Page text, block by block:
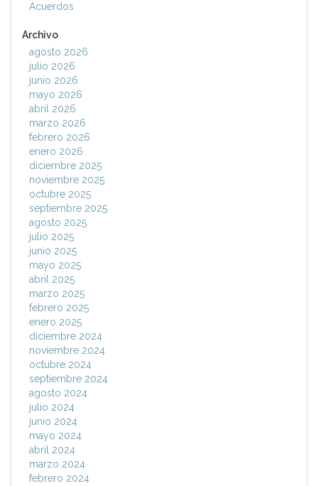
Acuerdos
Archivo
agosto 2026
julio 2026
junio 2026
mayo 2026
abril 2026
marzo 2026
febrero 2026
enero 2026
diciembre 2025
noviembre 2025
octubre 2025
septiembre 2025
agosto 2025
julio 2025
junio 2025
mayo 2025
abril 2025
marzo 2025
febrero 2025
enero 2025
diciembre 2024
noviembre 2024
octubre 2024
septiembre 2024
agosto 2024
julio 2024
junio 2024
mayo 2024
abril 2024
marzo 2024
febrero 2024